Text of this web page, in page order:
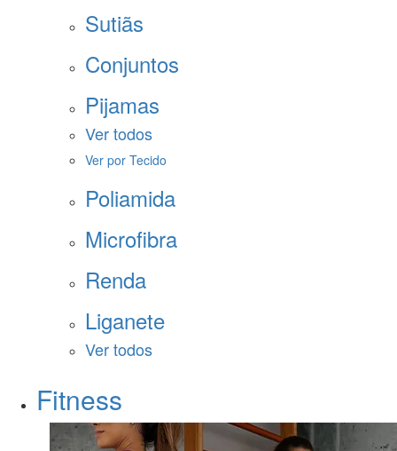
Sutiãs
Conjuntos
Pijamas
Ver todos
Ver por Tecido
Poliamida
Microfibra
Renda
Liganete
Ver todos
Fitness